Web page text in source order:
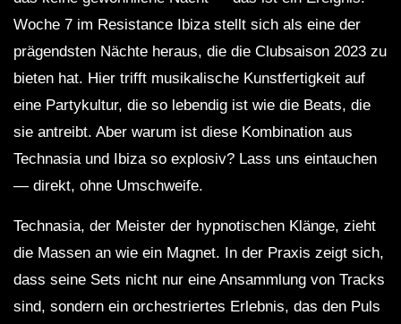
Marcel Dettmann X DJ Stingray 313
(live) – Ostgut Ton aus der Halle am
Berghain – ARTE Concert
Chris Liebing @ Klubnacht Berghain,
Berlin – 08.09.2013.
BEN KLOCK @ NAPLES
ELECTRONIC EASTER FESTIVAL @
OLD RIVER PARK 09.04.2012
Woche 7 im Resistance Ibiza stellt sich als eine der
prägendsten Nächte heraus, die die Clubsaison 2023 zu
bieten hat. Hier trifft musikalische Kunstfertigkeit auf
eine Partykultur, die so lebendig ist wie die Beats, die
sie antreibt. Aber warum ist diese Kombination aus
Technasia und Ibiza so explosiv? Lass uns eintauchen
— direkt, ohne Umschweife.
Technasia, der Meister der hypnotischen Klänge, zieht
die Massen an wie ein Magnet. In der Praxis zeigt sich,
dass seine Sets nicht nur eine Ansammlung von Tracks
sind, sondern ein orchestriertes Erlebnis, das den Puls